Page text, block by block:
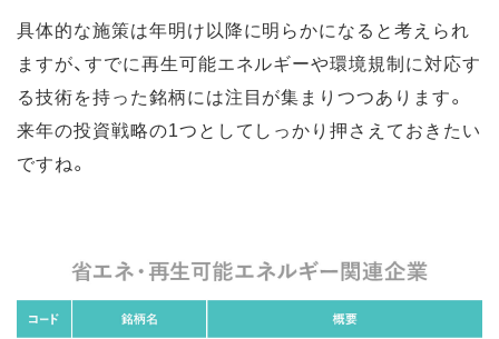
具体的な施策は年明け以降に明らかになると考えられ
ますが、すでに再生可能エネルギーや環境規制に対応す
る技術を持った銘柄には注目が集まりつつあります。
来年の投資戦略の1つとしてしっかり押さえておきたい
ですね。